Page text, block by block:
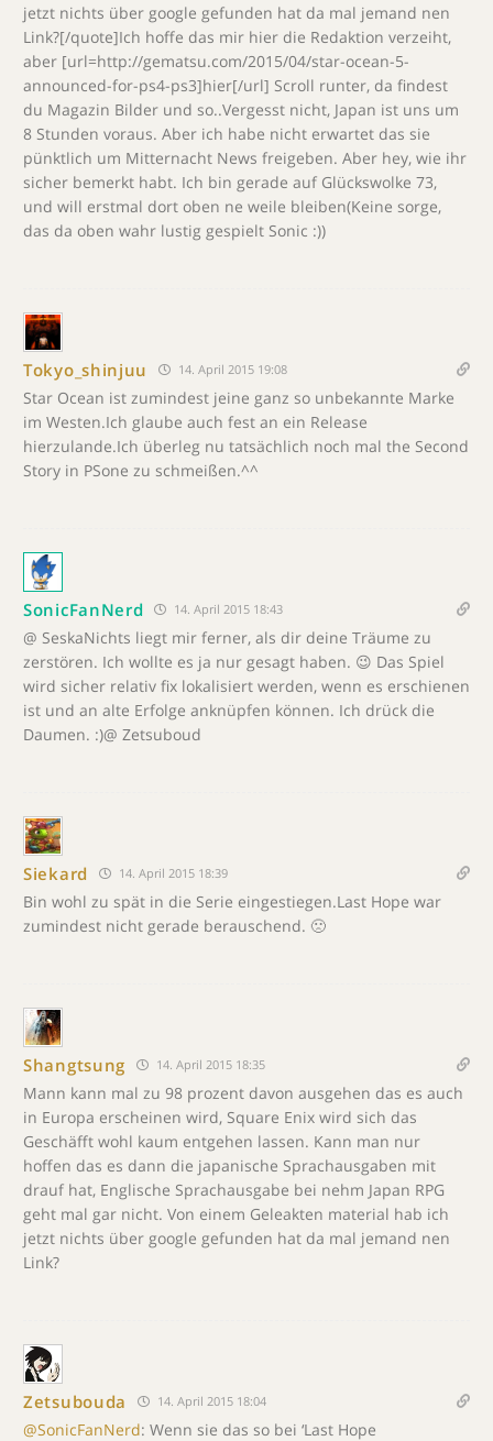
jetzt nichts über google gefunden hat da mal jemand nen
Link?[/quote]Ich hoffe das mir hier die Redaktion verzeiht,
aber [url=http://gematsu.com/2015/04/star-ocean-5-
announced-for-ps4-ps3]hier[/url] Scroll runter, da findest
du Magazin Bilder und so..Vergesst nicht, Japan ist uns um
8 Stunden voraus. Aber ich habe nicht erwartet das sie
pünktlich um Mitternacht News freigeben. Aber hey, wie ihr
sicher bemerkt habt. Ich bin gerade auf Glückswolke 73,
und will erstmal dort oben ne weile bleiben(Keine sorge,
das da oben wahr lustig gespielt Sonic :))
Tokyo_shinjuu 14. April 2015 19:08
Star Ocean ist zumindest jeine ganz so unbekannte Marke
im Westen.Ich glaube auch fest an ein Release
hierzulande.Ich überleg nu tatsächlich noch mal the Second
Story in PSone zu schmeißen.^^
SonicFanNerd 14. April 2015 18:43
@ SeskaNichts liegt mir ferner, als dir deine Träume zu
zerstören. Ich wollte es ja nur gesagt haben. 😉 Das Spiel
wird sicher relativ fix lokalisiert werden, wenn es erschienen
ist und an alte Erfolge anknüpfen können. Ich drück die
Daumen. :)@ Zetsuboud
Siekard 14. April 2015 18:39
Bin wohl zu spät in die Serie eingestiegen.Last Hope war
zumindest nicht gerade berauschend. 🙁
Shangtsung 14. April 2015 18:35
Mann kann mal zu 98 prozent davon ausgehen das es auch
in Europa erscheinen wird, Square Enix wird sich das
Geschäfft wohl kaum entgehen lassen. Kann man nur
hoffen das es dann die japanische Sprachausgaben mit
drauf hat, Englische Sprachausgabe bei nehm Japan RPG
geht mal gar nicht. Von einem Geleakten material hab ich
jetzt nichts über google gefunden hat da mal jemand nen
Link?
Zetsubouda 14. April 2015 18:04
@SonicFanNerd: Wenn sie das so bei ‘Last Hope